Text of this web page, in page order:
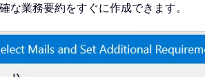
な業務要約をすぐに作成できます。